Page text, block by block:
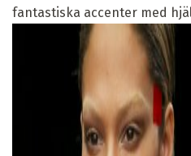
fantastiska accenter med